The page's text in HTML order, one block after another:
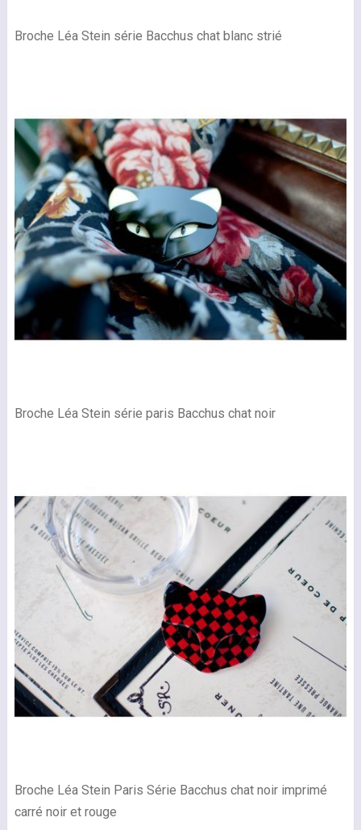
Broche Léa Stein série Bacchus chat blanc strié
Broche Léa Stein série paris Bacchus chat noir
Broche Léa Stein Paris Série Bacchus chat noir imprimé
carré noir et rouge